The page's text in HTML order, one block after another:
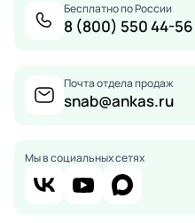
Бесплатно по России
8 (800) 550 44-56
Почта отдела продаж
snab@ankas.ru
Мы в социальных сетях